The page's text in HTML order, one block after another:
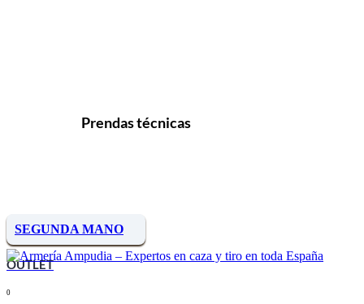
Prendas técnicas
SEGUNDA MANO
OUTLET
0